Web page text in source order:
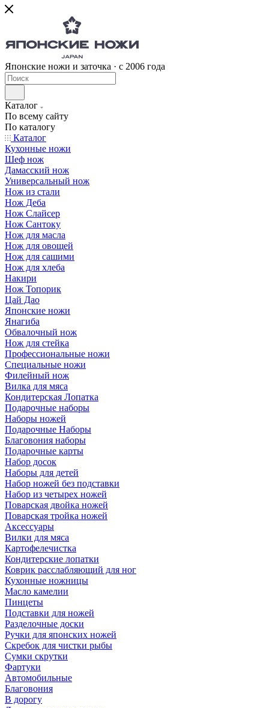
Японские ножи и заточка · с 2006 года
Каталог
По всему сайту
По каталогу
Каталог
Кухонные ножи
Шеф нож
Дамасский нож
Универсальный нож
Нож из стали
Нож Деба
Нож Слайсер
Нож Сантоку
Нож для масла
Нож для овощей
Нож для сашими
Нож для хлеба
Накири
Нож Топорик
Цай Дао
Японские ножи
Янагиба
Обвалочный нож
Нож для стейка
Профессиональные ножи
Специальные ножи
Филейный нож
Вилка для мяса
Кондитерская Лопатка
Подарочные наборы
Наборы ножей
Подарочные Наборы
Благовония наборы
Подарочные карты
Набор досок
Наборы для детей
Набор ножей без подставки
Набор из четырех ножей
Поварская двойка ножей
Поварская тройка ножей
Аксессуары
Вилки для мяса
Картофелечистка
Кондитерские лопатки
Коврик расслабляющий для ног
Кухонные ножницы
Масло камелии
Пинцеты
Подставки для ножей
Разделочные доски
Ручки для японских ножей
Скребок для чистки рыбы
Сумки скрутки
Фартуки
Автомобильные
Благовония
В дорогу